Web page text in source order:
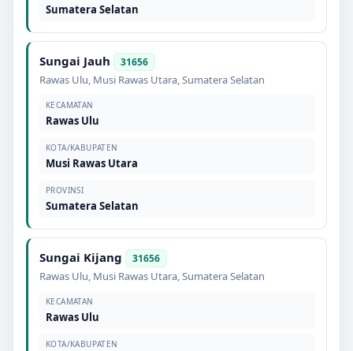
Sumatera Selatan
Sungai Jauh 31656
Rawas Ulu, Musi Rawas Utara,Sumatera Selatan
KECAMATAN
Rawas Ulu
KOTA/KABUPATEN
Musi Rawas Utara
PROVINSI
Sumatera Selatan
Sungai Kijang 31656
Rawas Ulu, Musi Rawas Utara,Sumatera Selatan
KECAMATAN
Rawas Ulu
KOTA/KABUPATEN